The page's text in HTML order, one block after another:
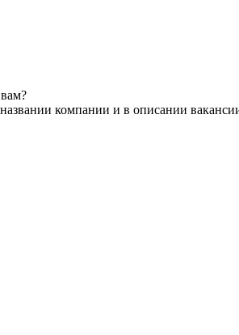
компании и в описании